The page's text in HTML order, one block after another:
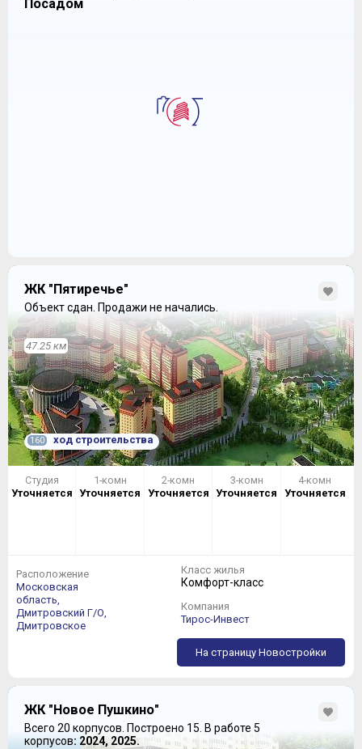
Посадом
ЖК "Пятиречье"
Объект сдан. Продажи не начались.
47.25 км
160 ход строительства
Студия
Уточняется
1-комн
Уточняется
2-комн
Уточняется
3-комн
Уточняется
4-комн
Уточняется
Расположение
Московская
область,
Дмитровский Г/О,
Дмитровское
Класс жилья
Комфорт-класс
Компания
Тирос-Инвест
На страницу Новостройки
ЖК "Новое Пушкино"
Всего 20 корпусов. Построено 15. В работе 5
корпусов: 2024, 2025.